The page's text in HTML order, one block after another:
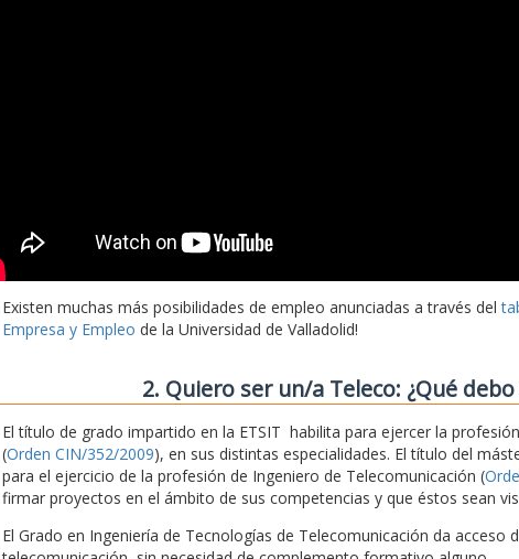
Existen muchas más posibilidades de empleo anunciadas a través del
Empresa y Empleo de la Universidad de Valladolid!
2. Quiero ser un/a Teleco: ¿Qué
El título de grado impartido en la ETSIT habilita para ejercer la
(Orden CIN/352/2009), en sus distintas especialidades. El título del
para el ejercicio de la profesión de Ingeniero de Telecomunicación (
firmar proyectos en el ámbito de sus competencias y que éstos sean
El Grado en Ingeniería de Tecnologías de Telecomunicación da